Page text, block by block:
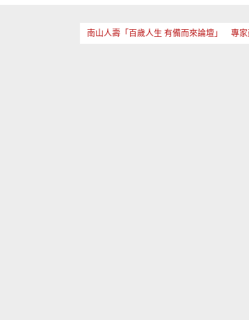
南山人壽「百歲人生 有備而來論壇」 專家